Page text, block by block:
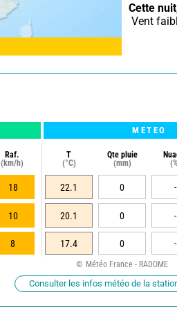
Cette
Vent
METEO
Raf.
(km/h)
T
(°C)
Qte pluie
(mm)
18 22.1 0 -
10 20.1 0 -
8 17.4 0 -
Météo France - RADOME
Consulter les infos météo de la